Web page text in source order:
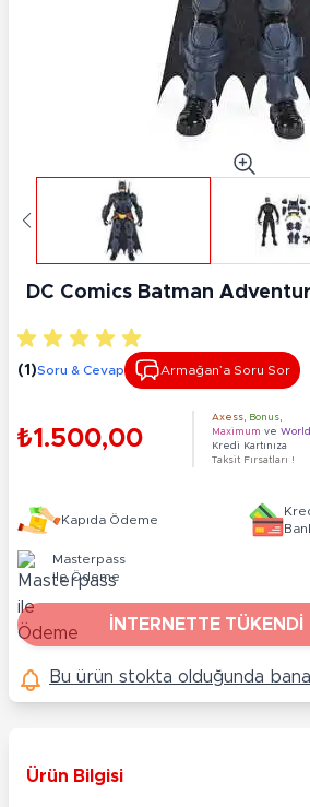
DC Comics Batman
(1)Soru & Cevap Armağan’a Soru Sor
₺1.500,00
Axess Bonus
Maximum ve World
Kredi Kartınıza
Taksit Fırsatları !
Kapıda Ödeme
Masterpass
ile Ödeme
İNTERNETTE TÜKENDİ
Bu ürün stokta olduğunda
Ürün Bilgisi